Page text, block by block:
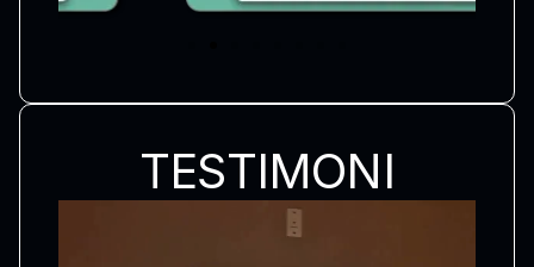
TESTIMONI